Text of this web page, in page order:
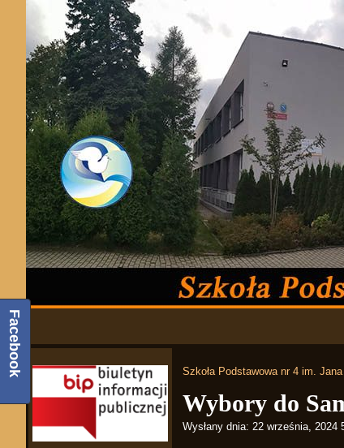
Szkoła Podstawowa nr 4 im.
Wybory do
Wysłany dnia: 22 września, 2024
Facebook